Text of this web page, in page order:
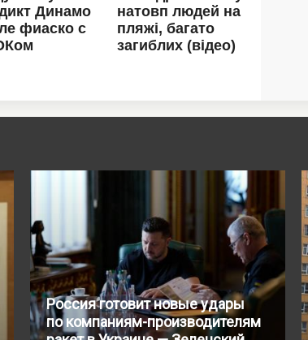
Россия готовит новые удары
по компаниям-производителям